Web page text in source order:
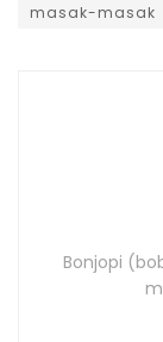
masak-masak
Bonjopi